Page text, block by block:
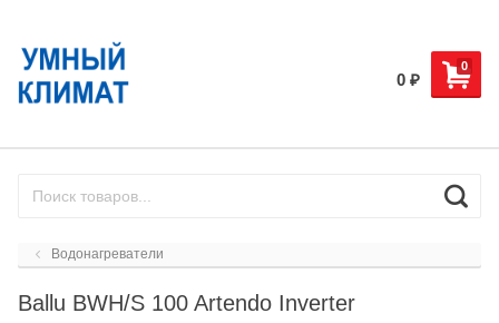
0
0 ₽
Водонагреватели
Ballu BWH/S 100 Artendo Inverter